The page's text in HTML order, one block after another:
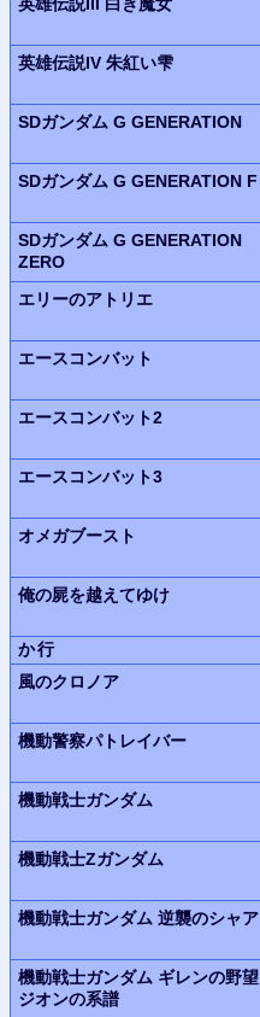
英雄伝説IV 朱紅い雫
SDガンダム G GENERATION
SDガンダム G GENERATION F
SDガンダム G GENERATION
ZERO
エリーのアトリエ
エースコンバット
エースコンバット2
エースコンバット3
オメガブースト
俺の屍を越えてゆけ
か行
風のクロノア
機動警察パトレイバー
機動戦士ガンダム
機動戦士Zガンダム
機動戦士ガンダム 逆襲のシャア
機動戦士ガンダム ギレンの野望
ジオンの系譜